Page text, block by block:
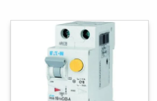
C-
Kar.
6Ka
hoeveelheid